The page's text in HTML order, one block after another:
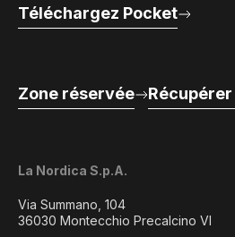
La Nordica S.p.A.
Via Summano, 104
36030 Montecchio Precalcino VI
Téléchargez Pocket
Zone réservée